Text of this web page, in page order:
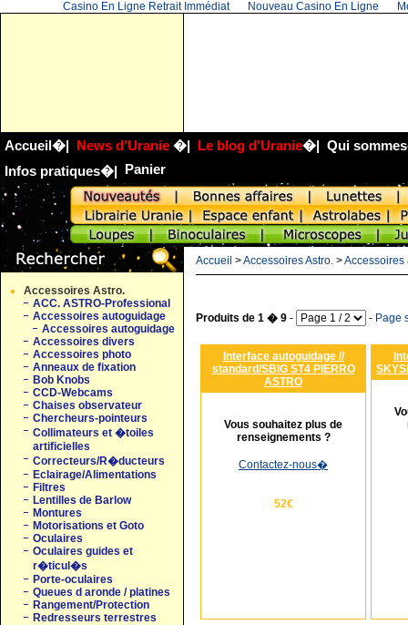
Casino En Ligne Retrait Immédiat Nouveau Casino En Ligne
Accueil�| News d'Uranie �| Le blog d'Uranie�| Qui
Infos pratiques�| Panier
Accessoires Astro.
ACC. ASTRO-Professional
Accessoires autoguidage
Accessoires autoguidage
Accessoires divers
Accessoires photo
Anneaux de fixation
Bob Knobs
CCD-Webcams
Chaises observateur
Chercheurs-pointeurs
Collimateurs et �toiles
artificielles
Correcteurs/R�ducteurs
Eclairage/Alimentations
Filtres
Lentilles de Barlow
Montures
Motorisations et Goto
Oculaires
Oculaires guides et
r�ticul�s
Porte-oculaires
Queues d aronde / platines
Rangement/Protection
Redresseurs terrestres
Accueil >Accessoires Astro. >
Produits de 1 � 9 - - Page
Interface autoguidage //
standard/SBIG ST4 PIERRO
ASTRO
Vous souhaitez plus de
renseignements ?
Contactez-nous�
52€